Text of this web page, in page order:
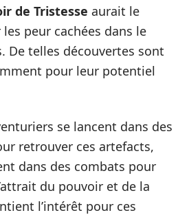
de Tristesse aurait le
peur cachées dans le
De telles découvertes sont
pour leur potentiel
se lancent dans des
retrouver ces artefacts,
dans des combats pour
du pouvoir et de la
l’intérêt pour ces